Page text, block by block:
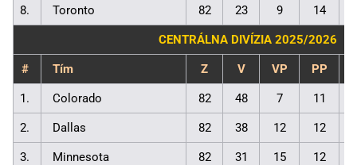
8. Toronto 82 23 9 14
CENTRÁLNA DIVÍZIA 2025/2026
# Tím Z V VP PP
1. Colorado 82 48 7 11
2. Dallas 82 38 12 12
3. Minnesota 82 31 15 12